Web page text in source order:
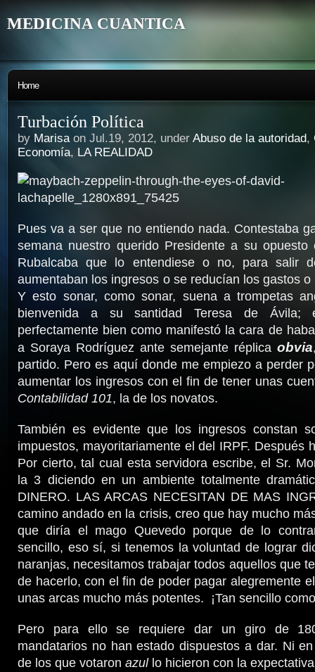
MEDICINA CUANTICA
Home
Turbación Política
by Marisaon Jul.19, 2012, under Abuso de la autoridad,
Economía, LA REALIDAD
Pues va a ser que no entiendo nada. Contestaba
semana nuestro querido Presidente a su opuesto
Rubalcaba que lo entendiese o no, para salir
aumentaban los ingresos o se reducían los gastos
Y esto sonar, como sonar, suena a trompetas
bienvenida a su santidad Teresa de Ávila;
perfectamente bien como manifestó la cara de
a Soraya Rodríguez ante semejante réplica obvia
partido. Pero es aquí donde me empiezo a perder
aumentar los ingresos con el fin de tener unas
Contabilidad 101, la de los novatos.
También es evidente que los ingresos constan
impuestos, mayoritariamente el del IRPF. Después
Por cierto, tal cual esta servidora escribe, el Sr.
la 3 diciendo en un ambiente totalmente
DINERO. LAS ARCAS NECESITAN DE MAS
camino andado en la crisis, creo que hay mucho
que diría el mago Quevedo porque de lo
sencillo, eso sí, si tenemos la voluntad de lograr
naranjas, necesitamos trabajar todos aquellos que
de hacerlo, con el fin de poder pagar alegremente
unas arcas mucho más potentes. ¡Tan sencillo
Pero para ello se requiere dar un giro de
mandatarios no han estado dispuestos a dar. Ni
de los que votaron azullo hicieron con la